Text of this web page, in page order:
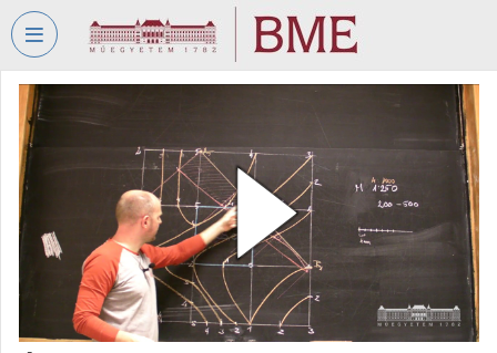
Skip header Skip menu
VIDEO
BUDAPEST
UNIVERSITY
OF
TECHNOLOGY
AND
ECONOMICS
Organization home